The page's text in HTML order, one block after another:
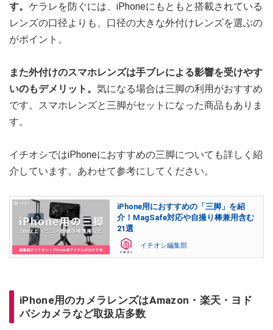
す。 ケラレを防ぐには、iPhoneにもともと搭載されている
レンズの口径よりも、口径の大きな外付けレンズを選ぶの
がポイント。
また外付けのスマホレンズは手ブレによる影響を受けやす
いのもデメリット。 気になる場合は三脚の利用がおすすめ
です。スマホレンズと三脚がセットになった商品もありま
す。
イチオシではiPhoneにおすすめの三脚についても詳しく紹
介しています。あわせて参考にしてください。
iPhone用におすすめの「三脚」を紹
介！MagSafe対応や自撮り棒兼用含む
21選
イチオシ編集部
iPhone用のカメラレンズはAmazon・楽天・ヨド
バシカメラなど取扱店多数